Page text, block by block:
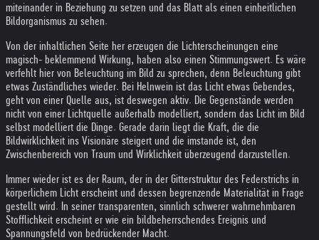
miteinander in Beziehung zu setzen und das Blatt als einen einheitlichen
Bildorganismus zu sehen.
Von der inhaltlichen Seite her erzeugen die Lichterscheinungen eine
magisch- beklemmend Wirkung, haben also einen Stimmungswert. Es wäre
verfehlt hier von Beleuchtung im Bild zu sprechen, denn Beleuchtung gibt
etwas Zuständliches wieder. Bei Helnwein ist das Licht etwas Gebendes,
geht von einer Quelle aus, ist deswegen aktiv. Die Gegenstände werden
nicht von einer Lichtquelle außerhalb modelliert, sondern das Licht im Bild
selbst modelliert die Dinge. Gerade darin liegt die Kraft, die die
Bildwirklichkeit ins Visionäre steigert und die imstande ist, den
Zwischenbereich von Traum und Wirklichkeit überzeugend darzustellen.
Immer wieder ist es der Raum, der in der Gitterstruktur des Federstrichs in
körperlichem Licht erscheint und dessen begrenzende Materialität in Frage
gestellt wird. In seiner transparenten, sinnlich schwerer wahrnehmbaren
Stofflichkeit erscheint er wie ein bildbeherrschendes Ereignis und
Spannungsfeld von bedrückender Macht.